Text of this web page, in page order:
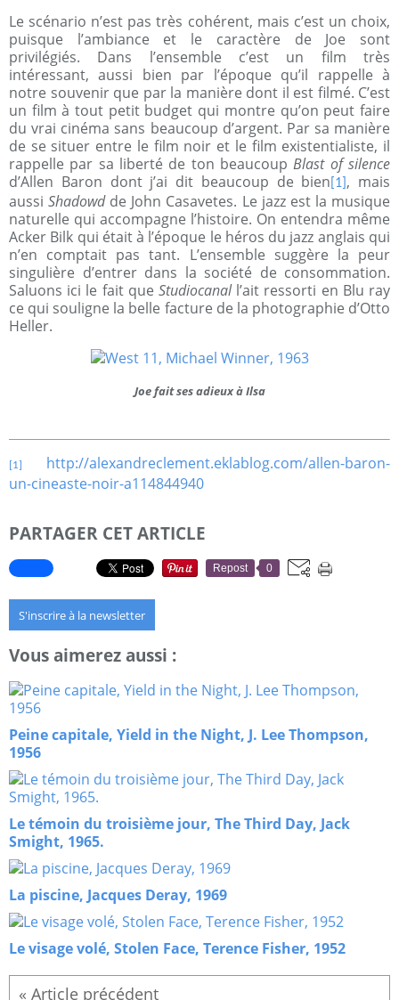
Le scénario n’est pas très cohérent, mais c’est un choix,
puisque l’ambiance et le caractère de Joe sont
privilégiés. Dans l’ensemble c’est un film très
intéressant, aussi bien par l’époque qu’il rappelle à
notre souvenir que par la manière dont il est filmé. C’est
un film à tout petit budget qui montre qu’on peut faire
du vrai cinéma sans beaucoup d’argent. Par sa manière
de se situer entre le film noir et le film existentialiste, il
rappelle par sa liberté de ton beaucoupBlast of silence
d’Allen Baron dont j’ai dit beaucoup de bien [1] , mais
aussiShadowd de John Casavetes. Le jazz est la musique
naturelle qui accompagne l’histoire. On entendra même
Acker Bilk qui était à l’époque le héros du jazz anglais qui
n’en comptait pas tant. L’ensemble suggère la peur
singulière d’entrer dans la société de consommation.
Saluons ici le fait que Studiocanal l’ait ressorti en Blu ray
ce qui souligne la belle facture de la photographie d’Otto
Heller.
Joe fait ses adieux à Ilsa
[1]
http://alexandreclement.eklablog.com/allen-baron-
un-cineaste-noir-a114844940
PARTAGER CET ARTICLE
Repost 0
S'inscrire à la newsletter
Vous aimerez aussi :
Peine capitale, Yield in the Night, J. Lee Thompson,
1956
Le témoin du troisième jour, The Third Day, Jack
Smight, 1965.
La piscine, Jacques Deray, 1969
Le visage volé, Stolen Face, Terence Fisher, 1952